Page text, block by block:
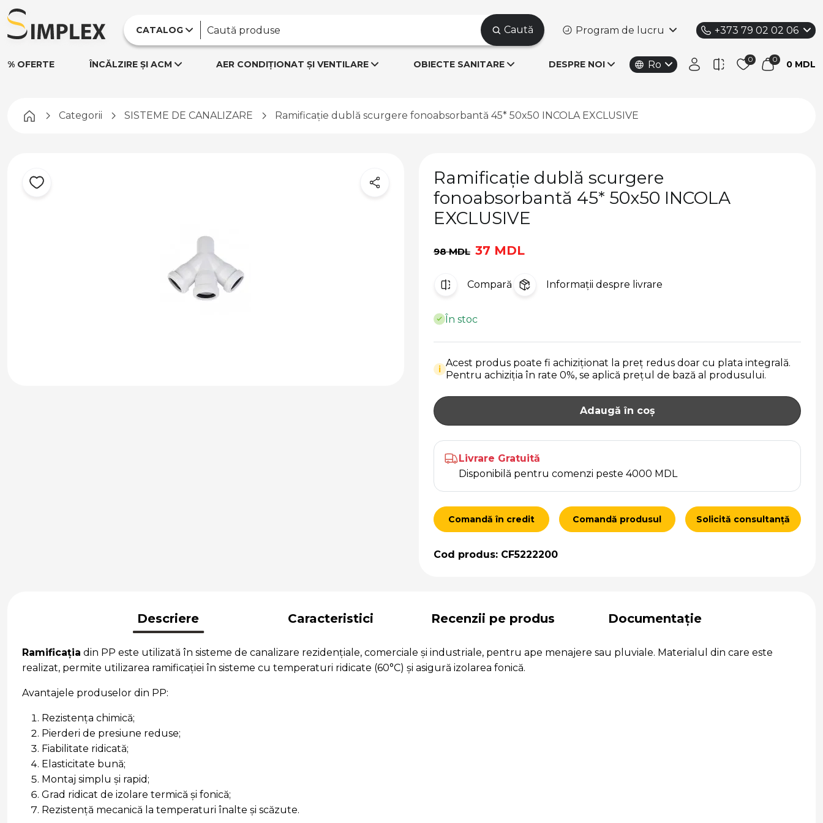
CATALOG Caută Program de lucru +373 79 02 02 06
% OFERTE ÎNCĂLZIRE ȘI ACM AER CONDIȚIONAT ȘI VENTILARE OBIECTE SANITARE DESPRE NOI Ro 0 MDL
Pagina principală
Categorii SISTEME DE CANALIZARE Ramificație dublă scurgere fonoabsorbantă 45* 50x50 INCOLA EXCLUSIVE
Ramificație dublă scurgere
fonoabsorbantă 45* 50x50 INCOLA
EXCLUSIVE
98 MDL 37 MDL
Compară Informații despre livrare
În stoc
i
Acest produs poate fi achiziționat la preț redus doar cu plata integrală.
Pentru achiziția în rate 0%, se aplică prețul de bază al produsului.
Adaugă în coș
Livrare Gratuită
Disponibilă pentru comenzi peste 4000 MDL
Comandă în credit Comandă produsul Solicită consultanță
Cod produs: CF5222200
Descriere Caracteristici Recenzii pe produs Documentație
Ramificația din PP este utilizată în sisteme de canalizare rezidențiale, comerciale și industriale, pentru ape menajere sau pluviale. Materialul din care este
realizat, permite utilizarea ramificației în sisteme cu temperaturi ridicate (60°C) și asigură izolarea fonică.
Avantajele produselor din PP:
Rezistența chimică;
Pierderi de presiune reduse;
Fiabilitate ridicată;
Elasticitate bună;
Montaj simplu și rapid;
Grad ridicat de izolare termică și fonică;
Rezistență mecanică la temperaturi înalte și scăzute.